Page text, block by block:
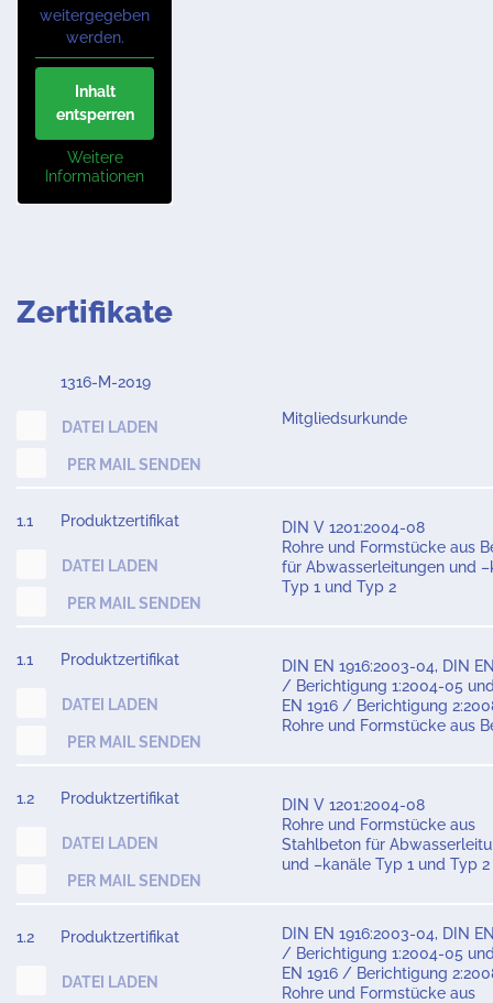
weitergegeben
werden.
Inhalt
entsperren
Weitere
Informationen
Zertifikate
1316-M-2019
DATEI LADEN
PER MAIL SENDEN
Mitgliedsurkunde
1.1 Produktzertifikat
DATEI LADEN
PER MAIL SENDEN
DIN V 1201:2004-08
Rohre und Formstücke aus
für Abwasserleitungen und
Typ 1 und Typ 2
1.1 Produktzertifikat
DATEI LADEN
PER MAIL SENDEN
DIN EN 1916:2003-04, DIN
/ Berichtigung 1:2004-05
EN 1916 / Berichtigung
Rohre und Formstücke aus
1.2 Produktzertifikat
DATEI LADEN
PER MAIL SENDEN
DIN V 1201:2004-08
Rohre und Formstücke aus
Stahlbeton für
und –kanäle Typ 1 und Typ 2
1.2 Produktzertifikat
DATEI LADEN
DIN EN 1916:2003-04, DIN
/ Berichtigung 1:2004-05
EN 1916 / Berichtigung
Rohre und Formstücke aus